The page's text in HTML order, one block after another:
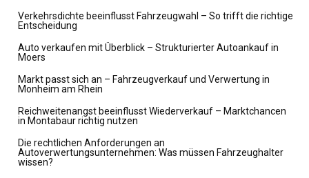
Verkehrsdichte beeinflusst Fahrzeugwahl – So trifft die richtige
Entscheidung
Auto verkaufen mit Überblick – Strukturierter Autoankauf in
Moers
Markt passt sich an – Fahrzeugverkauf und Verwertung in
Monheim am Rhein
Reichweitenangst beeinflusst Wiederverkauf – Marktchancen
in Montabaur richtig nutzen
Die rechtlichen Anforderungen an
Autoverwertungsunternehmen: Was müssen Fahrzeughalter
wissen?